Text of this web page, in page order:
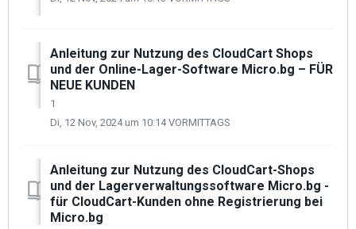
Anleitung zur Nutzung des CloudCart Shops
und der Online-Lager-Software Micro.bg – FÜR
NEUE KUNDEN
1
Di, 12 Nov, 2024 um 10:14 VORMITTAGS
Anleitung zur Nutzung des CloudCart-Shops
und der Lagerverwaltungssoftware Micro.bg -
für CloudCart-Kunden ohne Registrierung bei
Micro.bg